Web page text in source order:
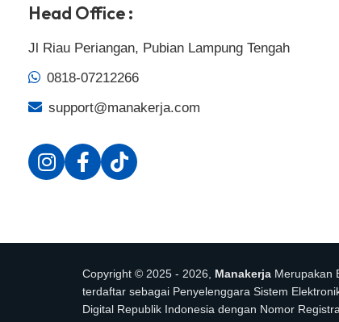
Head Office :
Jl Riau Periangan, Pubian Lampung Tengah
0818-07212266
support@manakerja.com
Copyright © 2025 - 2026, Manakerja Merupakan
terdaftar sebagai Penyelenggara Sistem
Digital Republik Indonesia dengan Nomor